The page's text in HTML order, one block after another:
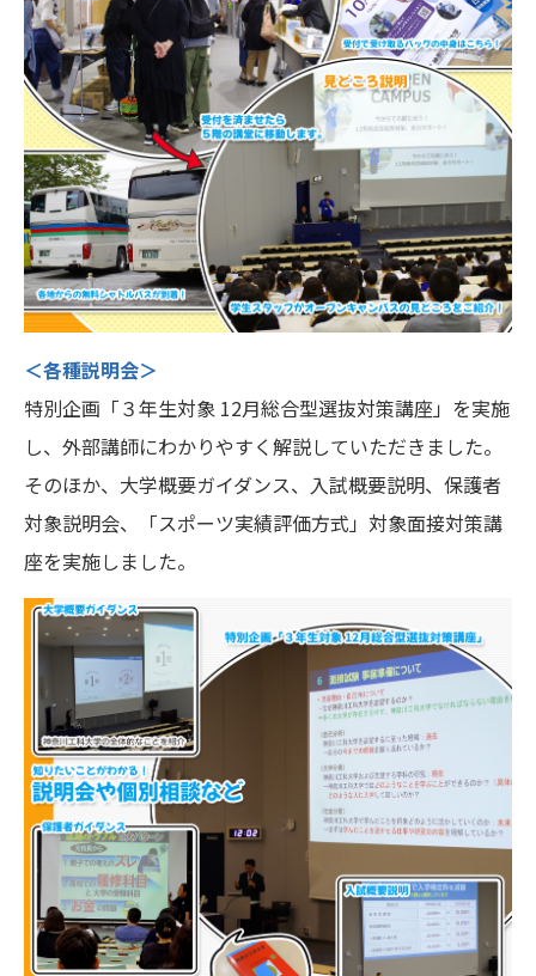
公式SNSアカウント
＜各種説明会＞
特別企画「３年生対象 12月総合型選抜対策講座」を実施
し、外部講師にわかりやすく解説していただきました。
そのほか、大学概要ガイダンス、入試概要説明、保護者
対象説明会、「スポーツ実績評価方式」対象面接対策講
座を実施しました。